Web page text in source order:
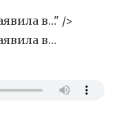
в…" />
в…